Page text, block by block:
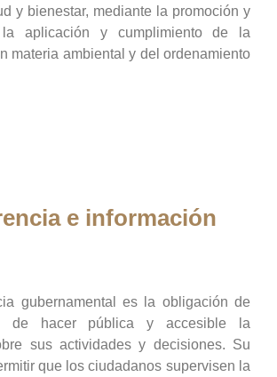
y bienestar, mediante la promoción y
aplicación y cumplimiento de la
materia ambiental y del ordenamiento
e información
gubernamental es la obligación de
de hacer pública y accesible la
sus actividades y decisiones. Su
que los ciudadanos supervisen la